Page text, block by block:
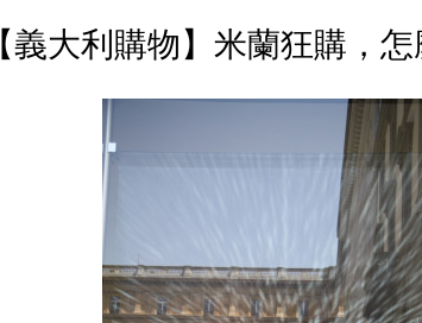
【義大利購物】米蘭狂購，